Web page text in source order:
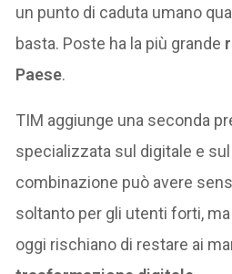
un punto di caduta umano
basta. Poste ha la più grande
Paese.
TIM aggiunge una seconda
specializzata sul digitale e
combinazione può avere
soltanto per gli utenti forti,
oggi rischiano di restare ai